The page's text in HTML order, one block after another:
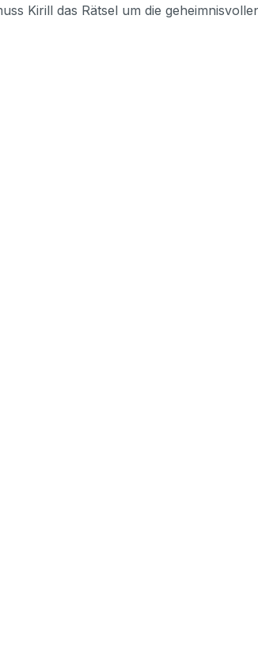
Kirill das Rätsel um die